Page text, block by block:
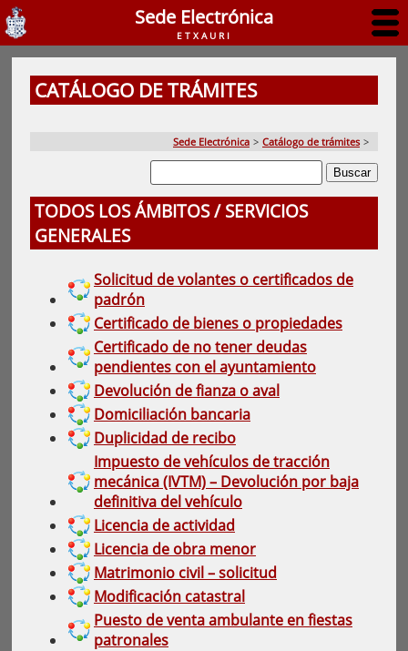
Sede Electrónica
ETXAURI
CATÁLOGO DE TRÁMITES
Sede Electrónica > Catálogo de trámites >
TODOS LOS ÁMBITOS / SERVICIOS
GENERALES
Solicitud de volantes o certificados de
padrón
Certificado de bienes o propiedades
Certificado de no tener deudas
pendientes con el ayuntamiento
Devolución de fianza o aval
Domiciliación bancaria
Duplicidad de recibo
Impuesto de vehículos de tracción
mecánica (IVTM) – Devolución por baja
definitiva del vehículo
Licencia de actividad
Licencia de obra menor
Matrimonio civil – solicitud
Modificación catastral
Puesto de venta ambulante en fiestas
patronales